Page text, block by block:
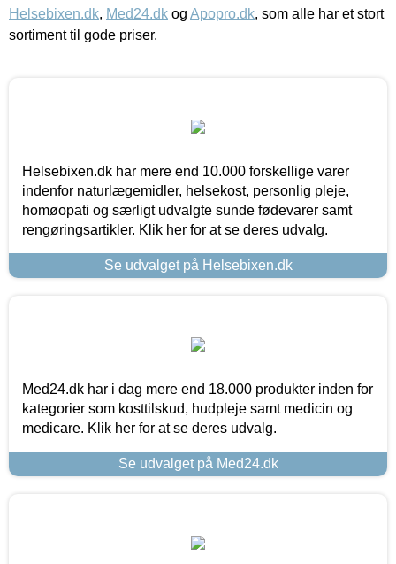
Helsebixen.dk, Med24.dk og Apopro.dk, som alle har et stort
sortiment til gode priser.
Helsebixen.dk har mere end 10.000 forskellige varer
indenfor naturlægemidler, helsekost, personlig pleje,
homøopati og særligt udvalgte sunde fødevarer samt
rengøringsartikler. Klik her for at se deres udvalg.
Se udvalget på Helsebixen.dk
Med24.dk har i dag mere end 18.000 produkter inden for
kategorier som kosttilskud, hudpleje samt medicin og
medicare. Klik her for at se deres udvalg.
Se udvalget på Med24.dk